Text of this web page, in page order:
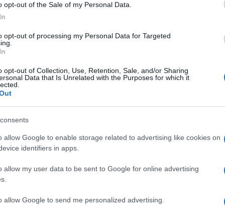
opt-out of the Sale of my Personal Data.
opt-out of processing my Personal Data for Targeted
opt-out of Collection, Use, Retention, Sale, and/or Sharing
Data that Is Unrelated with the Purposes for which it
allow Google to enable storage related to advertising like cookies on
identifiers in apps.
allow my user data to be sent to Google for online advertising
allow Google to send me personalized advertising.